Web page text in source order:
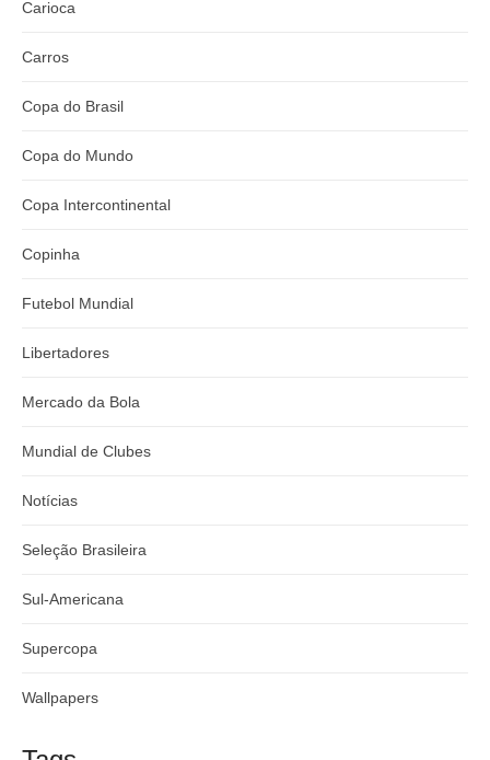
Carioca
Carros
Copa do Brasil
Copa do Mundo
Copa Intercontinental
Copinha
Futebol Mundial
Libertadores
Mercado da Bola
Mundial de Clubes
Notícias
Seleção Brasileira
Sul-Americana
Supercopa
Wallpapers